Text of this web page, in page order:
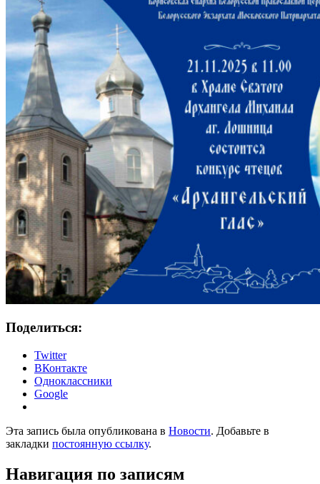
Поделиться:
Twitter
ВКонтакте
Одноклассники
Google
Эта запись была опубликована в Новости. Добавьте в
закладки постоянную ссылку.
Навигация по записям